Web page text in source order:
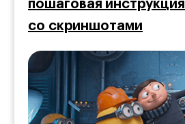
пошаговая инструкция
со скриншотами